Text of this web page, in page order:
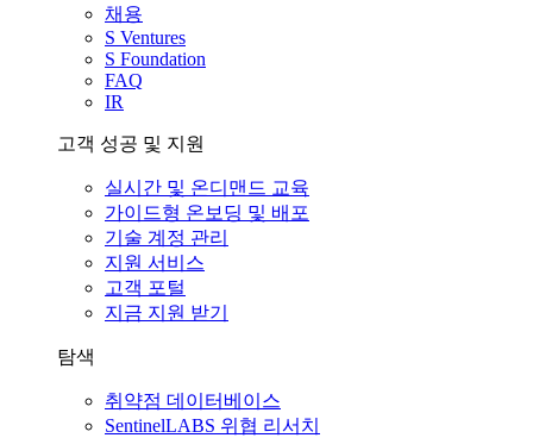
채용
S Ventures
S Foundation
FAQ
IR
고객 성공 및 지원
실시간 및 온디맨드 교육
가이드형 온보딩 및 배포
기술 계정 관리
지원 서비스
고객 포털
지금 지원 받기
탐색
취약점 데이터베이스
SentinelLABS 위협 리서치